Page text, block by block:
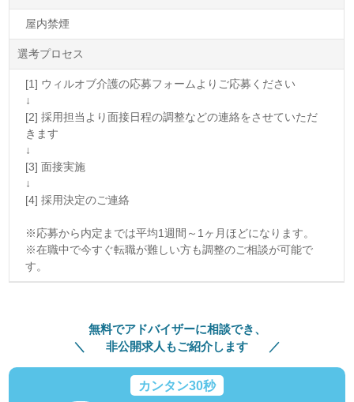
屋内禁煙
選考プロセス
[1] ウィルオブ介護の応募フォームよりご応募ください
↓
[2] 採用担当より面接日程の調整などの連絡をさせていただ
きます
↓
[3] 面接実施
↓
[4] 採用決定のご連絡
※応募から内定までは平均1週間～1ヶ月ほどになります。
※在職中で今すぐ転職が難しい方も調整のご相談が可能で
す。
無料でアドバイザーに相談でき、
非公開求人もご紹介します
カンタン30秒